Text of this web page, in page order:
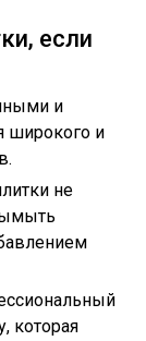
если
и
широкого и
не
которая